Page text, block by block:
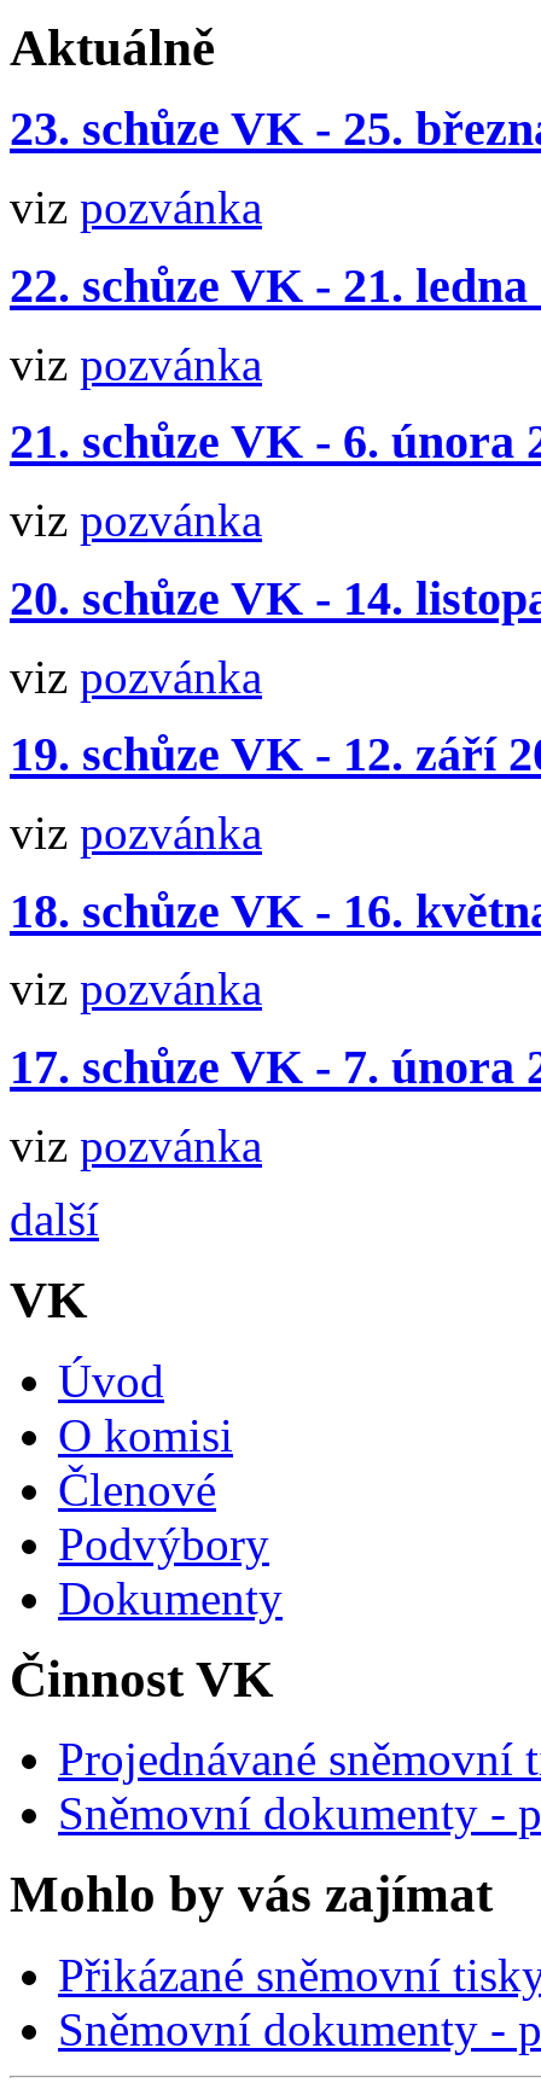
Aktuálně
23. schůze VK - 25.
viz pozvánka
22. schůze VK - 21. ledna
viz pozvánka
21. schůze VK - 6. února
viz pozvánka
20. schůze VK - 14.
viz pozvánka
19. schůze VK - 12. září
viz pozvánka
18. schůze VK - 16.
viz pozvánka
17. schůze VK - 7. února
viz pozvánka
další
VK
Úvod
O komisi
Členové
Podvýbory
Dokumenty
Činnost VK
Projednávané sněmovní
Sněmovní dokumenty -
Mohlo by vás zajímat
Přikázané sněmovní
Sněmovní dokumenty -